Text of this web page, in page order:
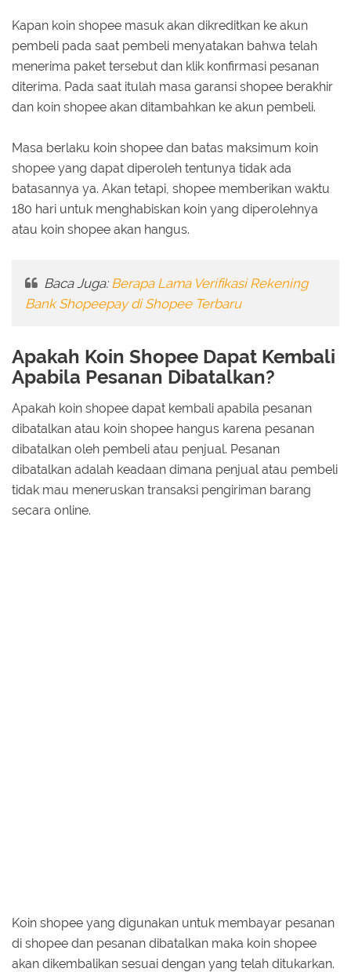
Kapan koin shopee masuk akan dikreditkan ke akun
pembeli pada saat pembeli menyatakan bahwa telah
menerima paket tersebut dan klik konfirmasi pesanan
diterima. Pada saat itulah masa garansi shopee berakhir
dan koin shopee akan ditambahkan ke akun pembeli.
Masa berlaku koin shopee dan batas maksimum koin
shopee yang dapat diperoleh tentunya tidak ada
batasannya ya. Akan tetapi, shopee memberikan waktu
180 hari untuk menghabiskan koin yang diperolehnya
atau koin shopee akan hangus.
Baca Juga: Berapa Lama Verifikasi Rekening
Bank Shopeepay di Shopee Terbaru
Apakah Koin Shopee Dapat Kembali
Apabila Pesanan Dibatalkan?
Apakah koin shopee dapat kembali apabila pesanan
dibatalkan atau koin shopee hangus karena pesanan
dibatalkan oleh pembeli atau penjual. Pesanan
dibatalkan adalah keadaan dimana penjual atau pembeli
tidak mau meneruskan transaksi pengiriman barang
secara online.
Koin shopee yang digunakan untuk membayar pesanan
di shopee dan pesanan dibatalkan maka koin shopee
akan dikembalikan sesuai dengan yang telah ditukarkan.